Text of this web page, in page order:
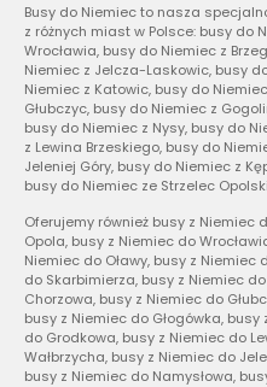
Busy do Niemiec to nasza
z różnych miast w Polsce: busy do
Wrocławia, busy do Niemiec z
Niemiec z Jelcza-Laskowic, busy
Niemiec z Katowic, busy do
Głubczyc, busy do Niemiec z
busy do Niemiec z Nysy, busy do
z Lewina Brzeskiego, busy do
Jeleniej Góry, busy do Niemiec z
busy do Niemiec ze Strzelec
Oferujemy również busy z Niemiec
Opola, busy z Niemiec do
Niemiec do Oławy, busy z
do Skarbimierza, busy z Niemiec
Chorzowa, busy z Niemiec do
busy z Niemiec do Głogówka,
do Grodkowa, busy z Niemiec do
Wałbrzycha, busy z Niemiec do
busy z Niemiec do Namysłowa,